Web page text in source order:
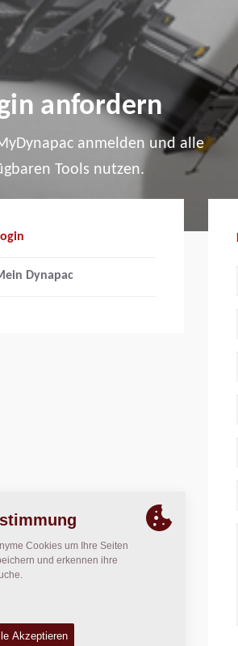
anfordern
anmelden und alle
Tools nutzen.
Dynapac